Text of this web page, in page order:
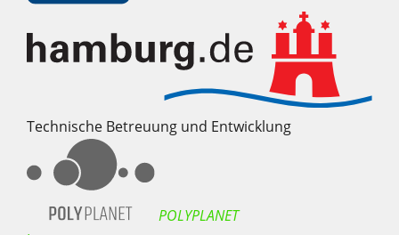
Technische Betreuung und Entwicklung
POLYPLANET